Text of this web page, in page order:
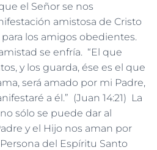
el Señor se nos
amistosa de Cristo
los amigos obedientes.
se enfría. “El que
y los guarda, ése es el que
será amado por mi Padre,
a él.” (Juan 14:21) La
sólo se puede dar al
y el Hijo nos aman por
del Espíritu Santo